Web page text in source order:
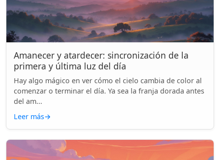
Amanecer y atardecer: sincronización de la
primera y última luz del día
Hay algo mágico en ver cómo el cielo cambia de color al
comenzar o terminar el día. Ya sea la franja dorada antes
del am...
Leer más→